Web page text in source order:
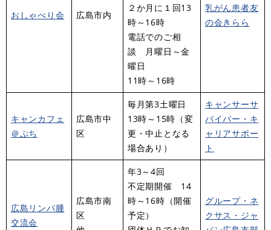
おしゃべり会 広島市内
２か月に１回13
時～16時
電話でのご相
談 月曜日～金
曜日
11時～16時
乳がん患者友
の会きらら
キャンカフェ
＠ぷち
広島市中
区
毎月第3土曜日
13時～15時（変
更・中止となる
場合あり）
キャンサーサ
バイバー・キ
ャリアサポー
ト
広島リンパ腫
交流会
広島市南
区
年3～4回
不定期開催 14
時～16時（開催
予定）
グループ・ネ
クサス・ジャ